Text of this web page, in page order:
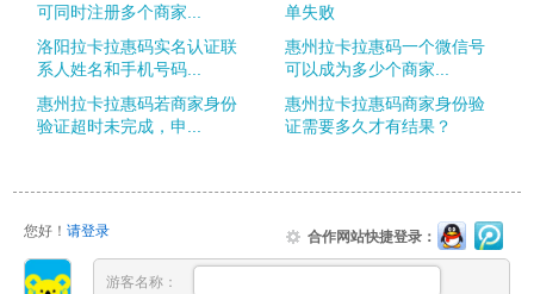
可同时注册多个商家...
单失败
洛阳拉卡拉惠码实名认证联
系人姓名和手机号码...
惠州拉卡拉惠码一个微信号
可以成为多少个商家...
惠州拉卡拉惠码若商家身份
验证超时未完成，申...
惠州拉卡拉惠码商家身份验
证需要多久才有结果？
您好！ 请登录 合作网站快捷登录：
游客名称：